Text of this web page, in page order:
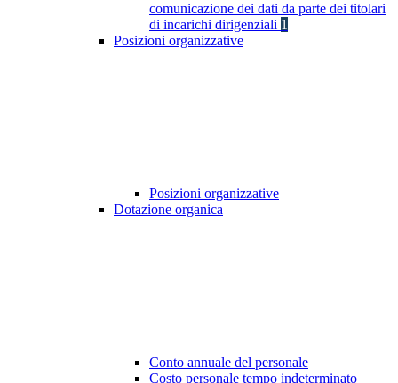
comunicazione dei dati da parte dei titolari
di incarichi dirigenziali 1
Posizioni organizzative
Posizioni organizzative
Dotazione organica
Conto annuale del personale
Costo personale tempo indeterminato